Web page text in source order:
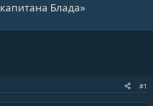
Блада»
#1